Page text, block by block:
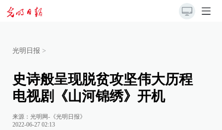
光明日报 >
史诗般呈现脱贫攻坚伟大历程
电视剧《山河锦绣》开机
来源： 光明网-《光明日报》
2022-06-27 02:13